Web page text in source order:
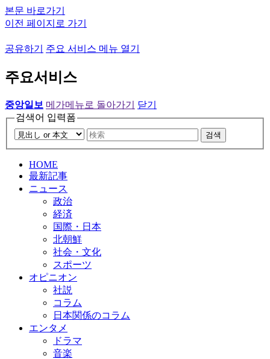
본문 바로가기
이전 페이지로 가기
공유하기 주요 서비스 메뉴 열기
주요서비스
중앙일보 메가메뉴로 돌아가기
닫기
검색어 입력폼
검색
HOME
最新記事
ニュース
政治
経済
国際・日本
北朝鮮
社会・文化
スポーツ
オピニオン
社説
コラム
日本関係のコラム
エンタメ
ドラマ
音楽